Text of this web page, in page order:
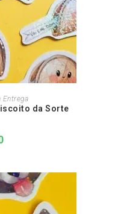
Entrega
da Sorte